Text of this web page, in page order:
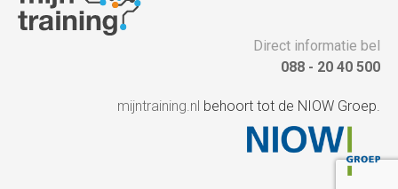
Direct informatie bel
088 - 20 40 500
mijntraining.nl behoort tot de NIOW Groep.